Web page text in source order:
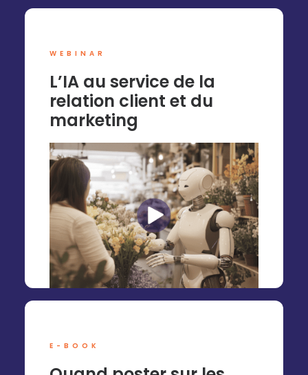
WEBINAR
L’IA au service de la
relation client et du
marketing
E-BOOK